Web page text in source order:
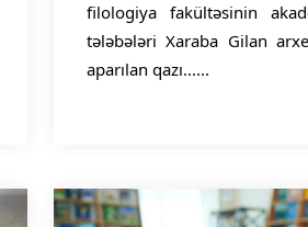
filologiya fakültəsinin
tələbələri Xaraba Gilan
aparılan qazı......